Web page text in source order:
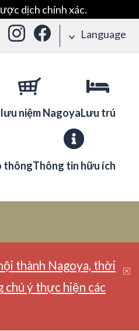
dịch chính xác.
Language
niệm NagoyaLưu trú
thôngThông tin hữu ích
thành Nagoya, thời
chú ý thực hiện các